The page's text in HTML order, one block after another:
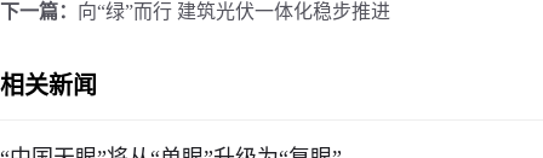
下一篇： 向“绿”而行 建筑光伏一体化稳步推进
相关新闻